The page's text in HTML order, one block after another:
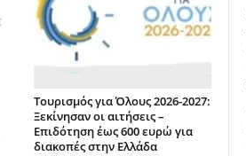
Τουρισμός για Όλους 2026-2027:
Ξεκίνησαν οι αιτήσεις –
Επιδότηση έως 600 ευρώ για
διακοπές στην Ελλάδα